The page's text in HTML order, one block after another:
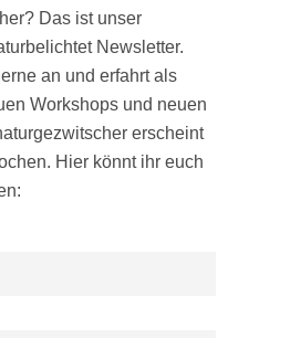
Das ist unser
Newsletter.
an und erfahrt als
Workshops und neuen
erscheint
Hier könnt ihr euch